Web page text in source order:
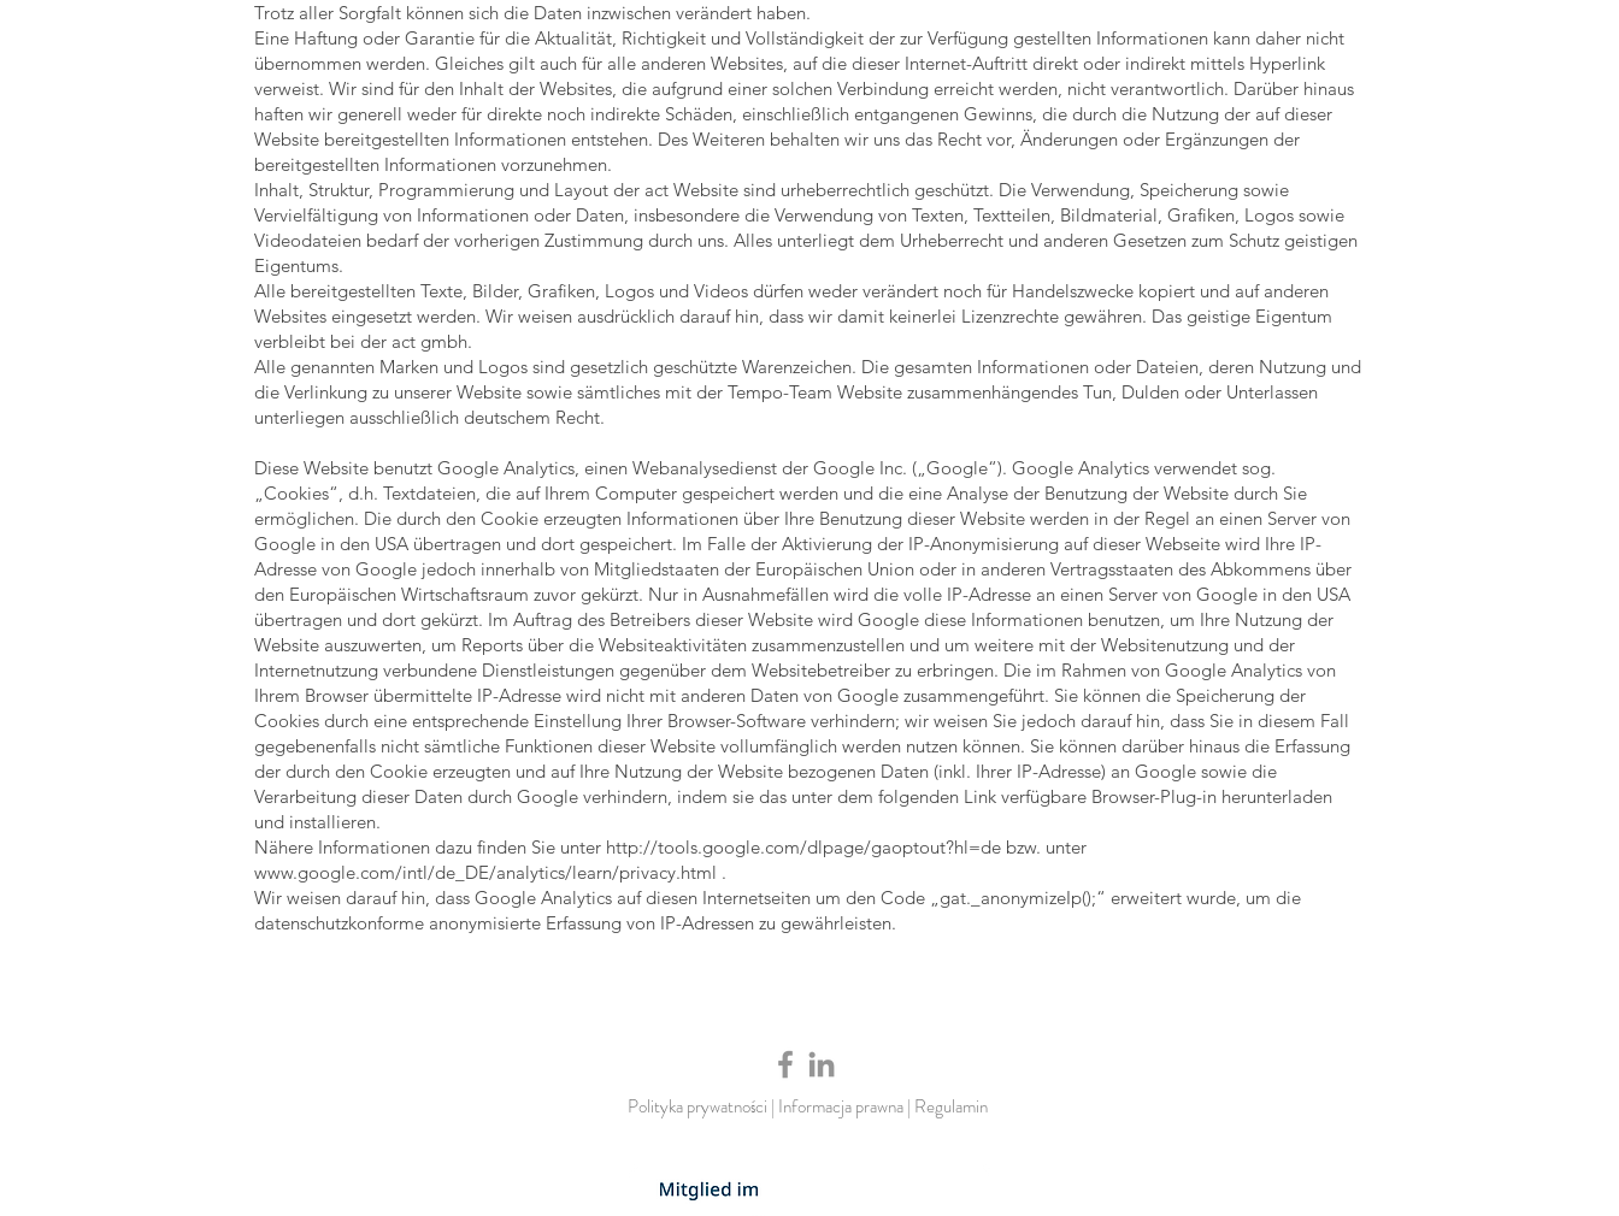
Trotz aller Sorgfalt können sich die Daten inzwischen verändert haben.
Eine Haftung oder Garantie für die Aktualität, Richtigkeit und Vollständigkeit der zur Verfügung gestellten Informationen kann daher nicht
übernommen werden. Gleiches gilt auch für alle anderen Websites, auf die dieser Internet-Auftritt direkt oder indirekt mittels Hyperlink
verweist. Wir sind für den Inhalt der Websites, die aufgrund einer solchen Verbindung erreicht werden, nicht verantwortlich. Darüber hinaus
haften wir generell weder für direkte noch indirekte Schäden, einschließlich entgangenen Gewinns, die durch die Nutzung der auf dieser
Website bereitgestellten Informationen entstehen. Des Weiteren behalten wir uns das Recht vor, Änderungen oder Ergänzungen der
bereitgestellten Informationen vorzunehmen.
Inhalt, Struktur, Programmierung und Layout der act Website sind urheberrechtlich geschützt. Die Verwendung, Speicherung sowie
Vervielfältigung von Informationen oder Daten, insbesondere die Verwendung von Texten, Textteilen, Bildmaterial, Grafiken, Logos sowie
Videodateien bedarf der vorherigen Zustimmung durch uns. Alles unterliegt dem Urheberrecht und anderen Gesetzen zum Schutz geistigen
Eigentums.
Alle bereitgestellten Texte, Bilder, Grafiken, Logos und Videos dürfen weder verändert noch für Handelszwecke kopiert und auf anderen
Websites eingesetzt werden. Wir weisen ausdrücklich darauf hin, dass wir damit keinerlei Lizenzrechte gewähren. Das geistige Eigentum
verbleibt bei der act gmbh.
Alle genannten Marken und Logos sind gesetzlich geschützte Warenzeichen. Die gesamten Informationen oder Dateien, deren Nutzung und
die Verlinkung zu unserer Website sowie sämtliches mit der Tempo-Team Website zusammenhängendes Tun, Dulden oder Unterlassen
unterliegen ausschließlich deutschem Recht.
Diese Website benutzt Google Analytics, einen Webanalysedienst der Google Inc. („Google“). Google Analytics verwendet sog.
„Cookies“, d.h. Textdateien, die auf Ihrem Computer gespeichert werden und die eine Analyse der Benutzung der Website durch Sie
ermöglichen. Die durch den Cookie erzeugten Informationen über Ihre Benutzung dieser Website werden in der Regel an einen Server von
Google in den USA übertragen und dort gespeichert. Im Falle der Aktivierung der IP-Anonymisierung auf dieser Webseite wird Ihre IP-
Adresse von Google jedoch innerhalb von Mitgliedstaaten der Europäischen Union oder in anderen Vertragsstaaten des Abkommens über
den Europäischen Wirtschaftsraum zuvor gekürzt. Nur in Ausnahmefällen wird die volle IP-Adresse an einen Server von Google in den USA
übertragen und dort gekürzt. Im Auftrag des Betreibers dieser Website wird Google diese Informationen benutzen, um Ihre Nutzung der
Website auszuwerten, um Reports über die Websiteaktivitäten zusammenzustellen und um weitere mit der Websitenutzung und der
Internetnutzung verbundene Dienstleistungen gegenüber dem Websitebetreiber zu erbringen. Die im Rahmen von Google Analytics von
Ihrem Browser übermittelte IP-Adresse wird nicht mit anderen Daten von Google zusammengeführt. Sie können die Speicherung der
Cookies durch eine entsprechende Einstellung Ihrer Browser-Software verhindern; wir weisen Sie jedoch darauf hin, dass Sie in diesem Fall
gegebenenfalls nicht sämtliche Funktionen dieser Website vollumfänglich werden nutzen können. Sie können darüber hinaus die Erfassung
der durch den Cookie erzeugten und auf Ihre Nutzung der Website bezogenen Daten (inkl. Ihrer IP-Adresse) an Google sowie die
Verarbeitung dieser Daten durch Google verhindern, indem sie das unter dem folgenden Link verfügbare Browser-Plug-in herunterladen
und installieren.
Nähere Informationen dazu finden Sie unter http://tools.google.com/dlpage/gaoptout?hl=de bzw. unter
www.google.com/intl/de_DE/analytics/learn/privacy.html .
Wir weisen darauf hin, dass Google Analytics auf diesen Internetseiten um den Code „gat._anonymizeIp();“ erweitert wurde, um die
datenschutzkonforme anonymisierte Erfassung von IP-Adressen zu gewährleisten.
Polityka prywatności | Informacja prawna| Regulamin